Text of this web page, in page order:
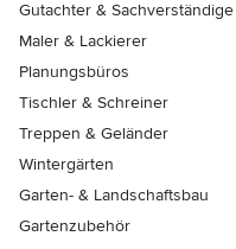
Gutachter & Sachverständige
Maler & Lackierer
Planungsbüros
Tischler & Schreiner
Treppen & Geländer
Wintergärten
Garten- & Landschaftsbau
Gartenzubehör